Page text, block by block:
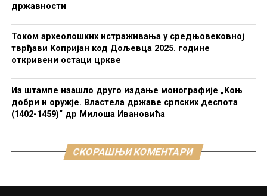
државности
Током археолошких истраживања у средњовековној
тврђави Копријан код Дољевца 2025. године
откривени остаци цркве
Из штампе изашло друго издање монографије „Коњ
добри и оружје. Властела државе српских деспота
(1402-1459)“ др Милоша Ивановића
СКОРАШЊИ КОМЕНТАРИ